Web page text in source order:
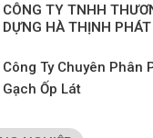
CÔNG TY TNHH
DỰNG HÀ THỊNH PHÁT
Công Ty Chuyên Phân
Gạch Ốp Lát